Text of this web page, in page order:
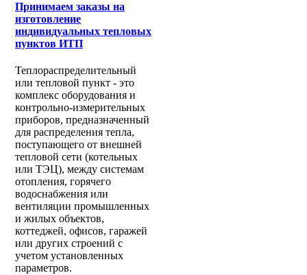
Принимаем заказы на
изготовление
индивидуальных тепловых
пунктов ИТП
Теплораспределительный
или тепловой пункт - это
комплекс оборудования и
контрольно-измерительных
приборов, предназначенный
для распределения тепла,
поступающего от внешней
тепловой сети (котельных
или ТЭЦ), между системам
отопления, горячего
водоснабжения или
вентиляции промышленных
и жилых объектов,
коттеджей, офисов, гаражей
или других строений с
учетом установленных
параметров.